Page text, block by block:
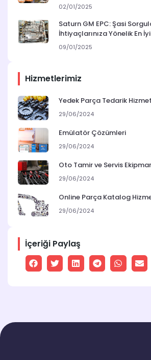
02/01/2025
Saturn GM EPC: Şasi
İhtiyaçlarınıza Yönelik En
09/01/2025
Hizmetlerimiz
Yedek Parça Tedarik
29/06/2024
Emülatör Çözümleri
29/06/2024
Oto Tamir ve Servis
29/06/2024
Online Parça Katalog
29/06/2024
İçeriği Paylaş